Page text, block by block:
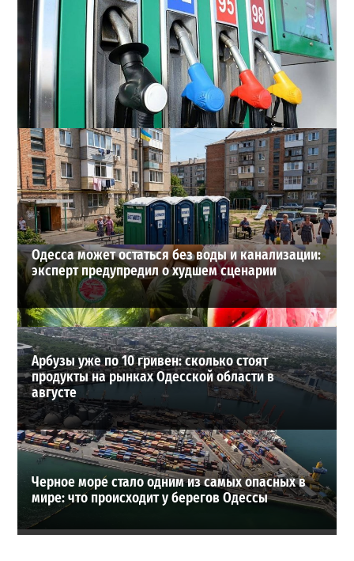
Неприятный сюрприз для водителей Одессы: на АЗС
снова взлетели цены
2
28-07-2026 в 06:47
ВИБОР РЕДАКЦИИ
Одесса может остаться без воды и канализации:
эксперт предупредил о худшем сценарии
Арбузы уже по 10 гривен: сколько стоят
продукты на рынках Одесской области в
августе
Черное море стало одним из самых опасных в
мире: что происходит у берегов Одессы